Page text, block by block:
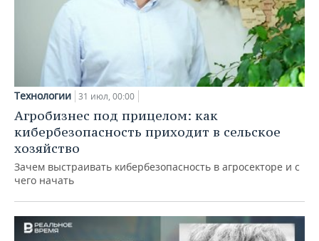
Технологии 31 июл, 00:00
Агробизнес под прицелом: как
кибербезопасность приходит в сельское
хозяйство
Зачем выстраивать кибербезопасность в агросекторе и с
чего начать